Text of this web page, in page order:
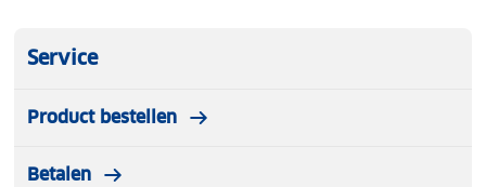
Service
Product bestellen
Betalen